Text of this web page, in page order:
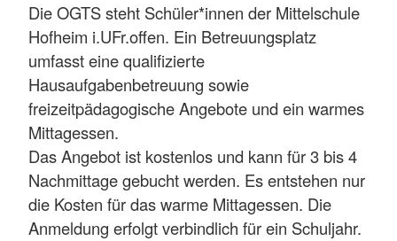
Die OGTS steht Schüler*innen der Mittelschule
Hofheim i.UFr.offen. Ein Betreuungsplatz
umfasst eine qualifizierte
Hausaufgabenbetreuung sowie
freizeitpädagogische Angebote und ein warmes
Mittagessen.
Das Angebot ist kostenlos und kann für 3 bis 4
Nachmittage gebucht werden. Es entstehen nur
die Kosten für das warme Mittagessen. Die
Anmeldung erfolgt verbindlich für ein Schuljahr.